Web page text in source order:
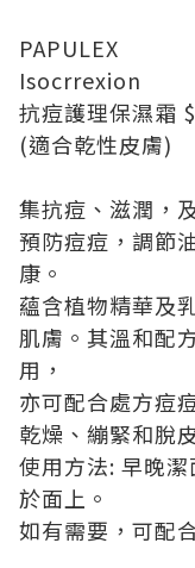
PAPULEX
Isocrrexion
抗痘護理保濕霜
(適合乾性皮膚)
集抗痘、滋潤，
預防痘痘，調節
康。
蘊含植物精華及
肌膚。其溫和配
用，
亦可配合處方痘
乾燥、繃緊和脫
使用方法: 早晚
於面上。
如有需要，可配